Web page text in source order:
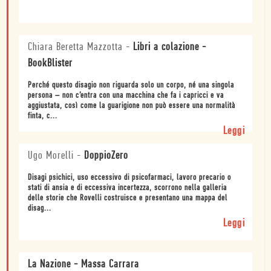
Chiara Beretta Mazzotta - Libri a colazione -
BookBlister
Perché questo disagio non riguarda solo un corpo, né una singola
persona – non c’entra con una macchina che fa i capricci e va
aggiustata, così come la guarigione non può essere una normalità
finta, c...
Leggi
Ugo Morelli - DoppioZero
Disagi psichici, uso eccessivo di psicofarmaci, lavoro precario o
stati di ansia e di eccessiva incertezza, scorrono nella galleria
delle storie che Rovelli costruisce e presentano una mappa del
disag...
Leggi
La Nazione - Massa Carrara